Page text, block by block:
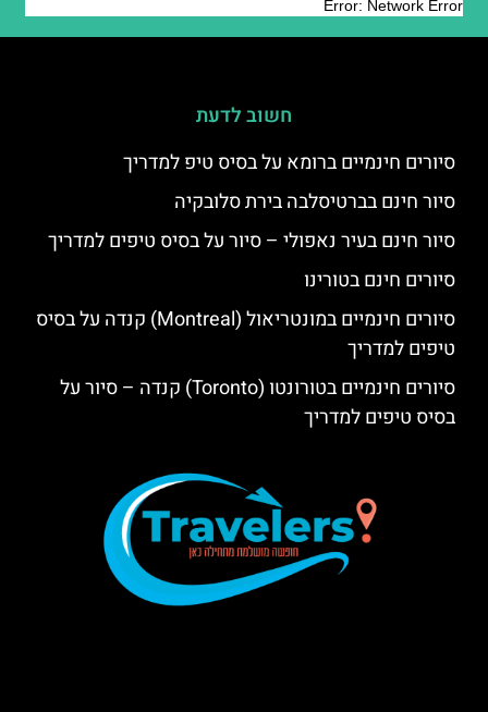
חשוב לדעת
סיורים חינמיים ברומא על בסיס טיפ למדריך
סיור חינם בברטיסלבה בירת סלובקיה
סיור חינם בעיר נאפולי – סיור על בסיס טיפים למדריך
סיורים חינם בטורינו
סיורים חינמיים במונטריאול (Montreal) קנדה על בסיס
טיפים למדריך
סיורים חינמיים בטורונטו (Toronto) קנדה – סיור על
בסיס טיפים למדריך